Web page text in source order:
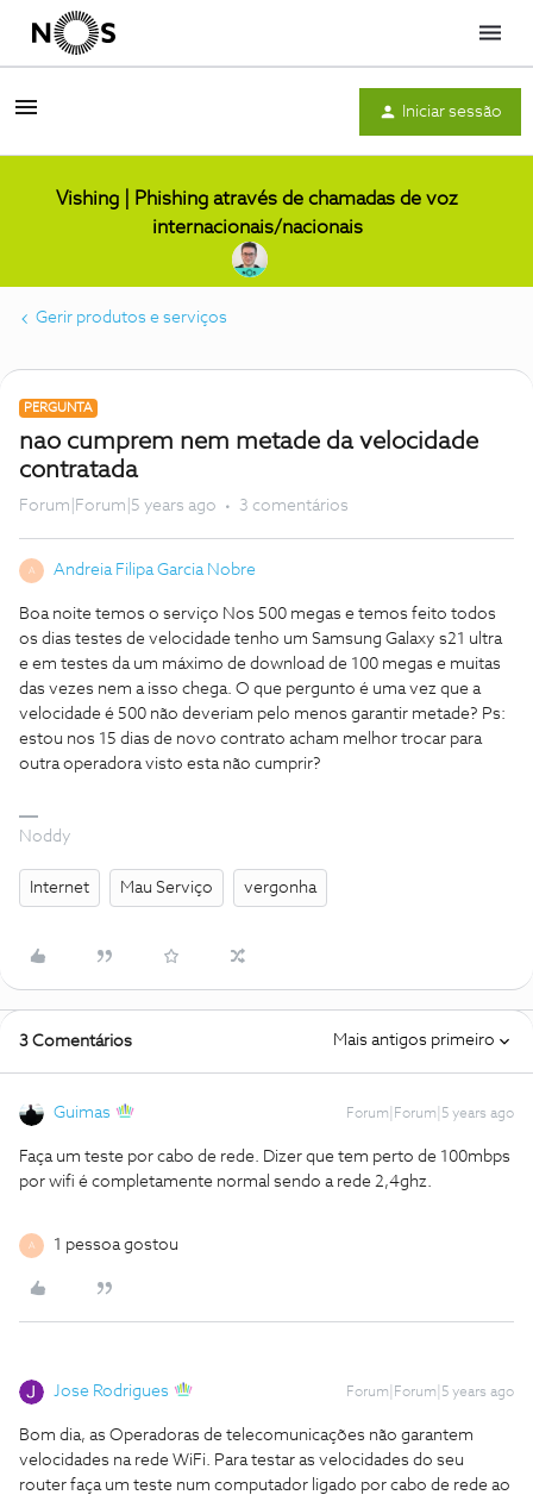
Menu
Iniciar sessão
Vishing | Phishing através de chamadas de voz
internacionais/nacionais
Gerir produtos e serviços
PERGUNTA
nao cumprem nem metade da velocidade
contratada
Forum|Forum|5 years ago 3 comentários
A Andreia Filipa Garcia Nobre
Boa noite temos o serviço Nos 500 megas e temos feito todos
os dias testes de velocidade tenho um Samsung Galaxy s21 ultra
e em testes da um máximo de download de 100 megas e muitas
das vezes nem a isso chega. O que pergunto é uma vez que a
velocidade é 500 não deveriam pelo menos garantir metade? Ps:
estou nos 15 dias de novo contrato acham melhor trocar para
outra operadora visto esta não cumprir?
Noddy
Internet Mau Serviço vergonha
3 Comentários Mais antigos primeiro
Guimas Forum|Forum|5 years ago
Faça um teste por cabo de rede. Dizer que tem perto de 100mbps
por wifi é completamente normal sendo a rede 2,4ghz.
A 1 pessoa gostou
Jose Rodrigues Forum|Forum|5 years ago
Bom dia, as Operadoras de telecomunicações não garantem
velocidades na rede WiFi. Para testar as velocidades do seu
router faça um teste num computador ligado por cabo de rede ao